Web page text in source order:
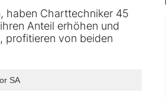
haben Charttechniker 45
Anteil erhöhen und
profitieren von beiden
SA